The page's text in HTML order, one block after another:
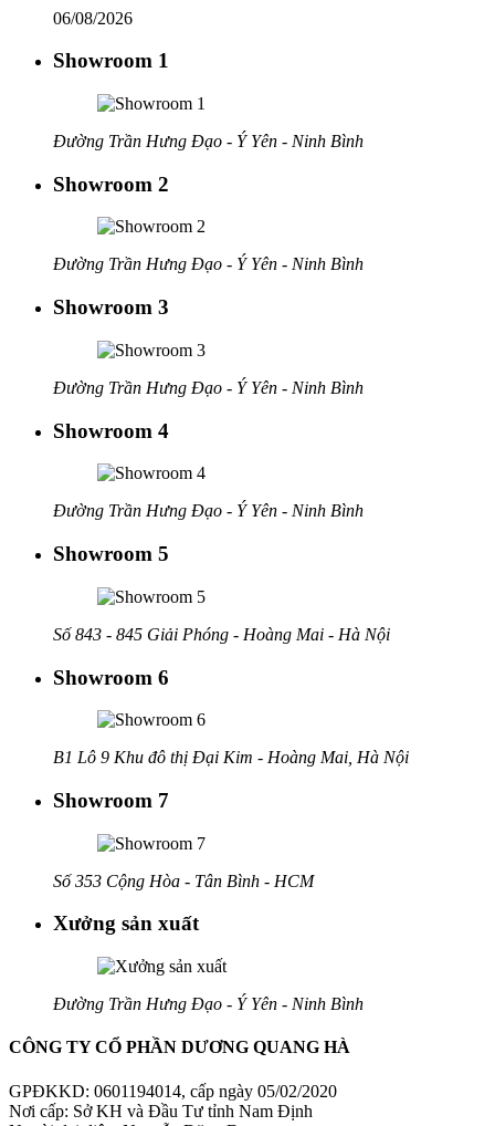
06/08/2026
Showroom 1
Đường Trần Hưng Đạo - Ý Yên - Ninh Bình
Showroom 2
Đường Trần Hưng Đạo - Ý Yên - Ninh Bình
Showroom 3
Đường Trần Hưng Đạo - Ý Yên - Ninh Bình
Showroom 4
Đường Trần Hưng Đạo - Ý Yên - Ninh Bình
Showroom 5
Số 843 - 845 Giải Phóng - Hoàng Mai - Hà Nội
Showroom 6
B1 Lô 9 Khu đô thị Đại Kim - Hoàng Mai, Hà Nội
Showroom 7
Số 353 Cộng Hòa - Tân Bình - HCM
Xưởng sản xuất
Đường Trần Hưng Đạo - Ý Yên - Ninh Bình
CÔNG TY CỔ PHẦN DƯƠNG QUANG HÀ
GPĐKKD: 0601194014, cấp ngày 05/02/2020
Nơi cấp: Sở KH và Đầu Tư tỉnh Nam Định